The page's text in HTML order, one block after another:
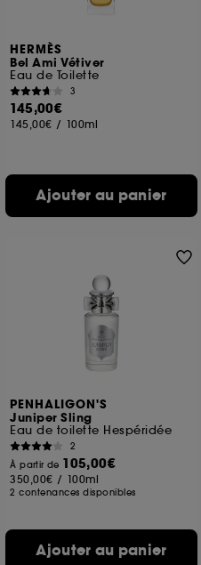
HERMÈS
Bel Ami Vétiver
Eau de Toilette
3
145,00€
145,00€ / 100ml
Ajouter au panier
PENHALIGON'S
Juniper Sling
Eau de toilette Hespéridée
2
À partir de 105,00€
350,00€ / 100ml
2 contenances disponibles
Ajouter au panier